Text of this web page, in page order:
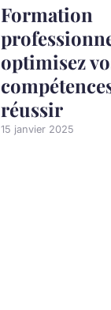
Formation
optimisez
réussir
15 janvier 2025